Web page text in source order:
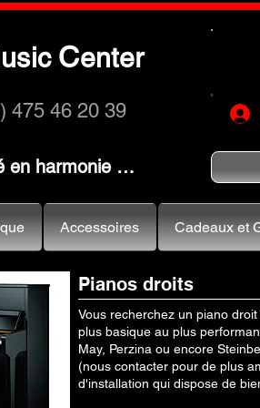
usic Center
475 46 20 39
en harmonie …
Pianos droits
Vous recherchez un piano
plus basique au plus
May, Perzina ou encore
(nous contacter pour de plus
d'installation qui dispose de
Accessoires Cadeaux et